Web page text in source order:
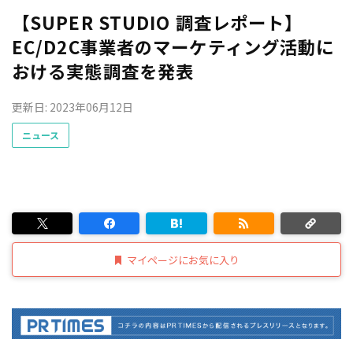
【SUPER STUDIO 調査レポート】
EC/D2C事業者のマーケティング活動に
おける実態調査を発表
更新日: 2023年06月12日
ニュース
マイページにお気に入り